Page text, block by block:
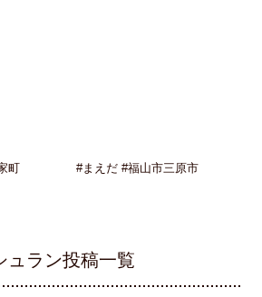
町 #まえだ #福山市三原市
ュラン投稿一覧